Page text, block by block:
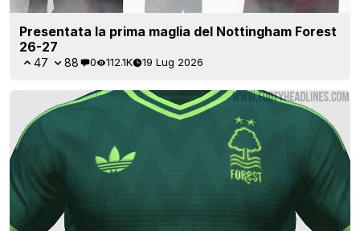
Presentata la prima maglia del Nottingham Forest
26-27
47 88 0 112.1K 19 Lug 2026